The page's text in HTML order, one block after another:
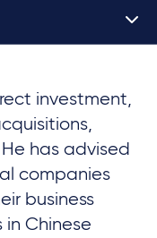
investment,
has advised
companies
business
Chinese